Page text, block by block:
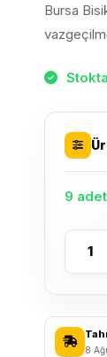
Bursa
9
Forte
İtmeli
Metal
8